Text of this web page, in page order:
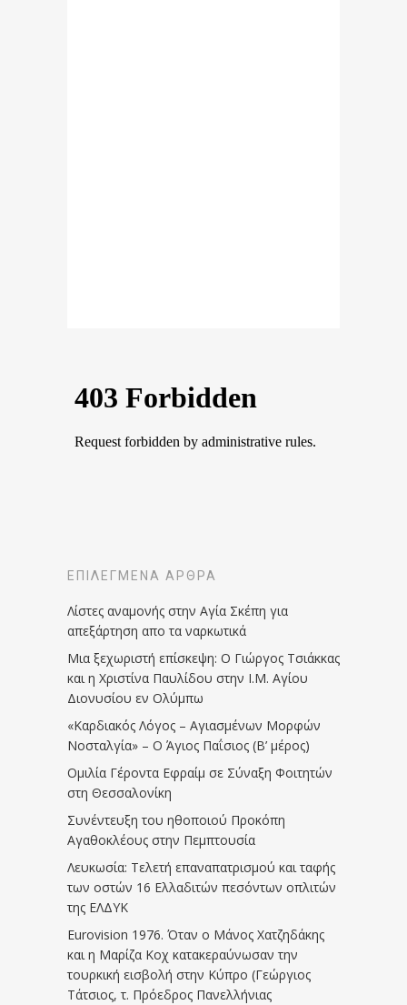
ΕΠΙΛΕΓΜΈΝΑ ΆΡΘΡΑ
Λίστες αναμονής στην Αγία Σκέπη για
απεξάρτηση απο τα ναρκωτικά
Μια ξεχωριστή επίσκεψη: Ο Γιώργος Τσιάκκας
και η Χριστίνα Παυλίδου στην Ι.Μ. Αγίου
Διονυσίου εν Ολύμπω
«Καρδιακός Λόγος – Αγιασμένων Μορφών
Νοσταλγία» – Ο Άγιος Παΐσιος (Β’ μέρος)
Ομιλία Γέροντα Εφραίμ σε Σύναξη Φοιτητών
στη Θεσσαλονίκη
Συνέντευξη του ηθοποιού Προκόπη
Αγαθοκλέους στην Πεμπτουσία
Λευκωσία: Τελετή επαναπατρισμού και ταφής
των οστών 16 Ελλαδιτών πεσόντων οπλιτών
της ΕΛΔΥΚ
Eurovision 1976. Όταν ο Μάνος Χατζηδάκης
και η Μαρίζα Κοχ κατακεραύνωσαν την
τουρκική εισβολή στην Κύπρο (Γεώργιος
Τάτσιος, τ. Πρόεδρος Πανελλήνιας